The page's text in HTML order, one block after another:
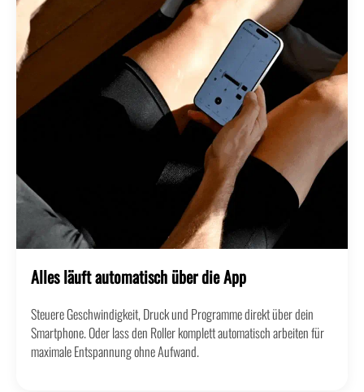
Alles läuft automatisch über die App
Steuere Geschwindigkeit, Druck und Programme direkt über dein
Smartphone. Oder lass den Roller komplett automatisch arbeiten für
maximale Entspannung ohne Aufwand.